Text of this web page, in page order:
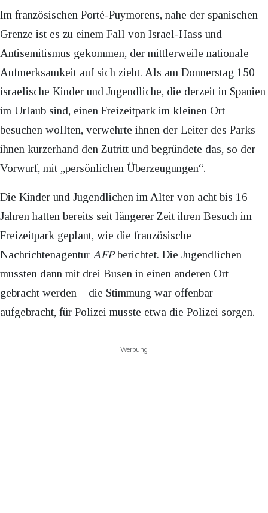
Im französischen Porté-Puymorens, nahe der spanischen
Grenze ist es zu einem Fall von Israel-Hass und
Antisemitismus gekommen, der mittlerweile nationale
Aufmerksamkeit auf sich zieht. Als am Donnerstag 150
israelische Kinder und Jugendliche, die derzeit in Spanien
im Urlaub sind, einen Freizeitpark im kleinen Ort
besuchen wollten, verwehrte ihnen der Leiter des Parks
ihnen kurzerhand den Zutritt und begründete das, so der
Vorwurf, mit „persönlichen Überzeugungen“.
Die Kinder und Jugendlichen im Alter von acht bis 16
Jahren hatten bereits seit längerer Zeit ihren Besuch im
Freizeitpark geplant, wie die französische
Nachrichtenagentur AFPberichtet. Die Jugendlichen
mussten dann mit drei Busen in einen anderen Ort
gebracht werden – die Stimmung war offenbar
aufgebracht, für Polizei musste etwa die Polizei sorgen.
Werbung